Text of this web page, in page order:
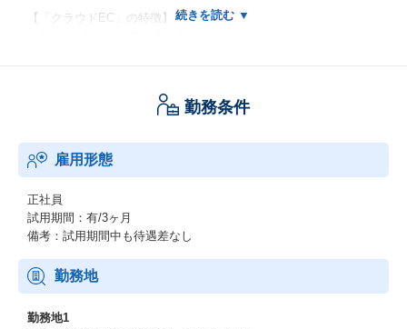
【「クラウドEC」の特徴】
クラウドネイティブ設計のヘッドレスシステムで、これまでのパ
ト」の高度な要求に応えます。
【チームについて】
≪システムインテグレーション部／クラウドECグループ≫
クラウドECの導入・カスタマイズ・保守をトータルで対応してい
るグループで3チームあり、27名程在籍しています。
どのチームも20代から40代と幅広い年代のプロジェクトマネージ
ャーが活躍しており都度相談しやすい穏やかな人柄が多いです。
勤務条件
雇用形態
正社員
試用期間：有/3ヶ月
備考：試用期間中も待遇差なし
勤務地
勤務地1